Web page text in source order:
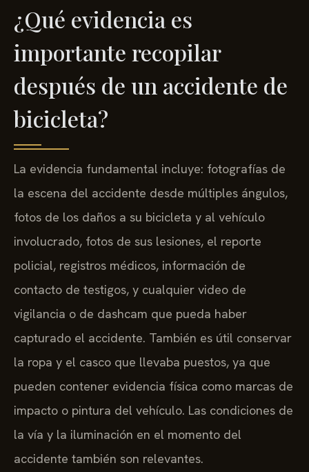
¿Qué evidencia es
importante recopilar
después de un accidente de
bicicleta?
La evidencia fundamental incluye: fotografías de
la escena del accidente desde múltiples ángulos,
fotos de los daños a su bicicleta y al vehículo
involucrado, fotos de sus lesiones, el reporte
policial, registros médicos, información de
contacto de testigos, y cualquier video de
vigilancia o de dashcam que pueda haber
capturado el accidente. También es útil conservar
la ropa y el casco que llevaba puestos, ya que
pueden contener evidencia física como marcas de
impacto o pintura del vehículo. Las condiciones de
la vía y la iluminación en el momento del
accidente también son relevantes.